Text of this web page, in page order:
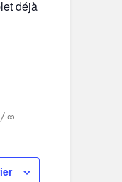
déjà
/ ∞